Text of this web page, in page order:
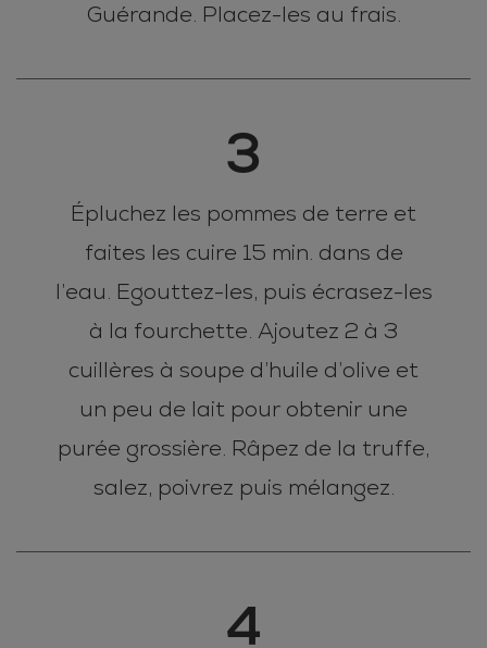
Guérande. Placez-les au frais.
3
Épluchez les pommes de terre et
faites les cuire 15 min. dans de
l’eau. Egouttez-les, puis écrasez-les
à la fourchette. Ajoutez 2 à 3
cuillères à soupe d’huile d’olive et
un peu de lait pour obtenir une
purée grossière. Râpez de la truffe,
salez, poivrez puis mélangez.
4